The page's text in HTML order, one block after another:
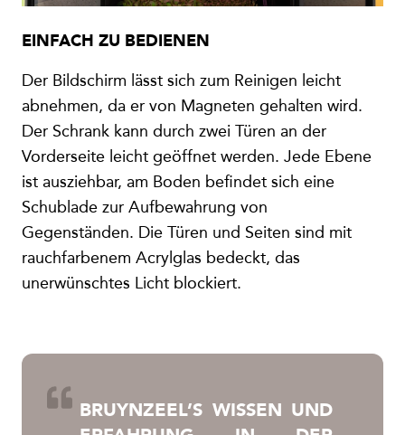
EINFACH ZU BEDIENEN
Der Bildschirm lässt sich zum Reinigen leicht
abnehmen, da er von Magneten gehalten wird.
Der Schrank kann durch zwei Türen an der
Vorderseite leicht geöffnet werden. Jede Ebene
ist ausziehbar, am Boden befindet sich eine
Schublade zur Aufbewahrung von
Gegenständen. Die Türen und Seiten sind mit
rauchfarbenem Acrylglas bedeckt, das
unerwünschtes Licht blockiert.
BRUYNZEEL’S WISSEN UND